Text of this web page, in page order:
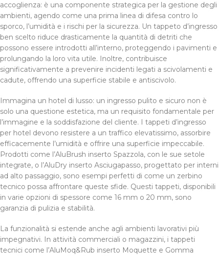
accoglienza: è una componente strategica per la gestione degli
ambienti, agendo come una prima linea di difesa contro lo
sporco, l’umidità e i rischi per la sicurezza. Un tappeto d’ingresso
ben scelto riduce drasticamente la quantità di detriti che
possono essere introdotti all’interno, proteggendo i pavimenti e
prolungando la loro vita utile. Inoltre, contribuisce
significativamente a prevenire incidenti legati a scivolamenti e
cadute, offrendo una superficie stabile e antiscivolo.
Immagina un hotel di lusso: un ingresso pulito e sicuro non è
solo una questione estetica, ma un requisito fondamentale per
l’immagine e la soddisfazione del cliente. I tappeti d’ingresso
per hotel devono resistere a un traffico elevatissimo, assorbire
efficacemente l’umidità e offrire una superficie impeccabile.
Prodotti come l’AluBrush inserto Spazzola, con le sue setole
integrate, o l’AluDry inserto Asciugapasso, progettato per interni
ad alto passaggio, sono esempi perfetti di come un zerbino
tecnico possa affrontare queste sfide. Questi tappeti, disponibili
in varie opzioni di spessore come 16 mm o 20 mm, sono
garanzia di pulizia e stabilità.
La funzionalità si estende anche agli ambienti lavorativi più
impegnativi. In attività commerciali o magazzini, i tappeti
tecnici come l’AluMoq&Rub inserto Moquette e Gomma